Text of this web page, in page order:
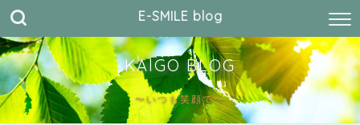
E-SMILE blog
KAIGO BLOG
〜いつも笑顔で〜